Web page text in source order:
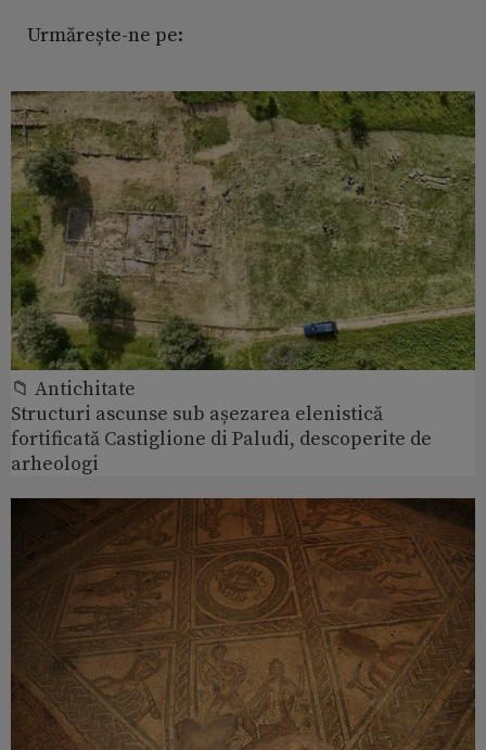
Urmărește-ne pe:
📁 Antichitate
Structuri ascunse sub așezarea elenistică
fortificată Castiglione di Paludi, descoperite de
arheologi